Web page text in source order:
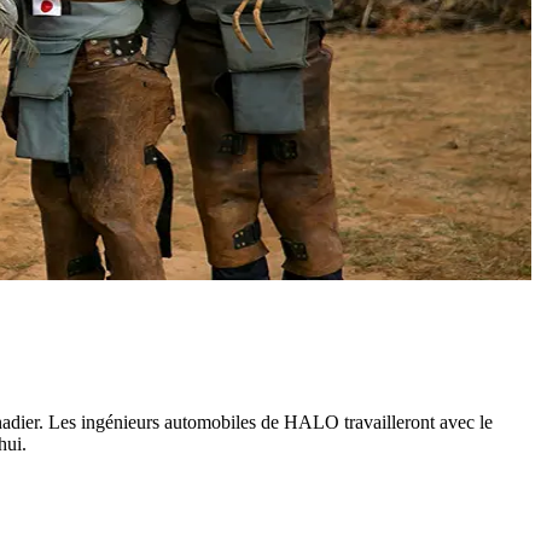
Les ingénieurs automobiles de HALO travailleront avec le